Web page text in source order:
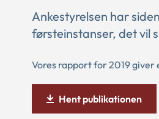
Ankestyrelsen har
førsteinstanser, det vil
Vores rapport for 2019
Hent publikationen